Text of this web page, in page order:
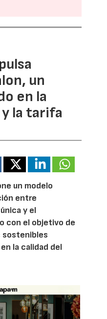
un
en la
la tarifa
un modelo
entre
y el
con el objetivo de
sostenibles
la calidad del